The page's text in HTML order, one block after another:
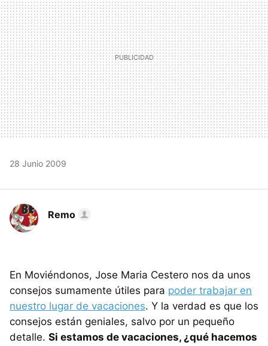
28 Junio 2009
Remo
En Moviéndonos, Jose Maria Cestero nos da unos
consejos sumamente útiles para poder trabajar en
nuestro lugar de vacaciones. Y la verdad es que los
consejos están geniales, salvo por un pequeño
detalle. Si estamos de vacaciones, ¿qué hacemos